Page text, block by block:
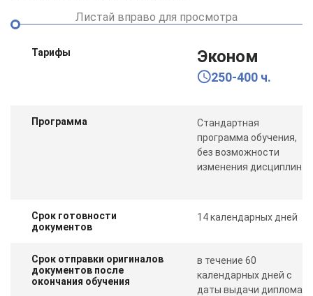
Листай вправо для просмотра
Тарифы Эконом
250-400 ч.
Программа
Стандартная
программа обучения,
без возможности
изменения дисциплин
Срок готовности
документов
14 календарных дней
Срок отправки оригиналов
документов после
окончания обучения
в течение 60
календарных дней с
даты выдачи диплома